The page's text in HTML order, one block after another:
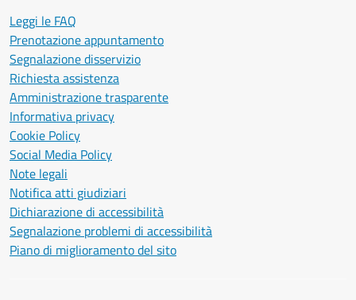
Leggi le FAQ
Prenotazione appuntamento
Segnalazione disservizio
Richiesta assistenza
Amministrazione trasparente
Informativa privacy
Cookie Policy
Social Media Policy
Note legali
Notifica atti giudiziari
Dichiarazione di accessibilità
Segnalazione problemi di accessibilità
Piano di miglioramento del sito